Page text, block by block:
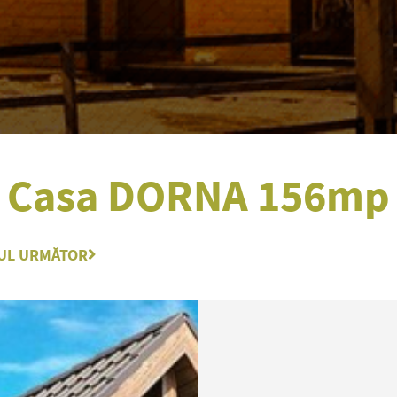
Casa DORNA 156mp
URMĂTORNext